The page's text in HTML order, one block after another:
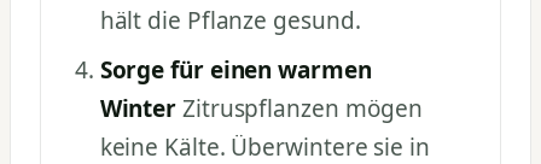
hält die Pflanze gesund.
Sorge für einen warmen
WinterZitruspflanzen mögen
keine Kälte. Überwintere sie in